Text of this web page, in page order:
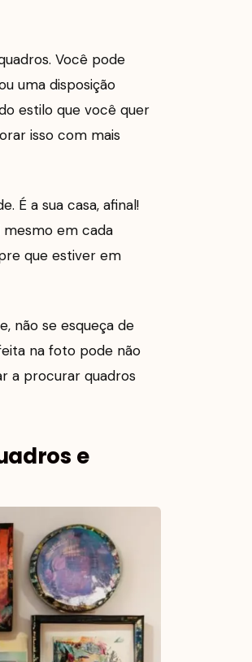
Você pode
uma disposição
estilo que você quer
isso com mais
É a sua casa, afinal!
em cada
que estiver em
não se esqueça de
na foto pode não
a procurar quadros
e